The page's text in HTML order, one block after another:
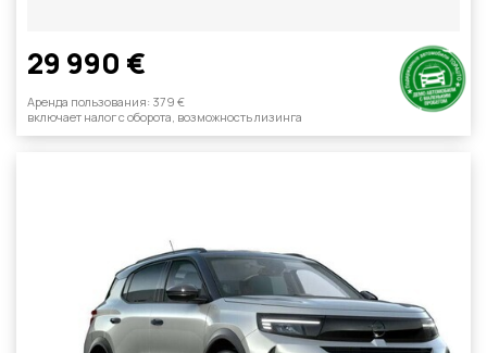
29 990 €
Aренда пользования: 379 €
включает налог с оборотa, возможность лизинга